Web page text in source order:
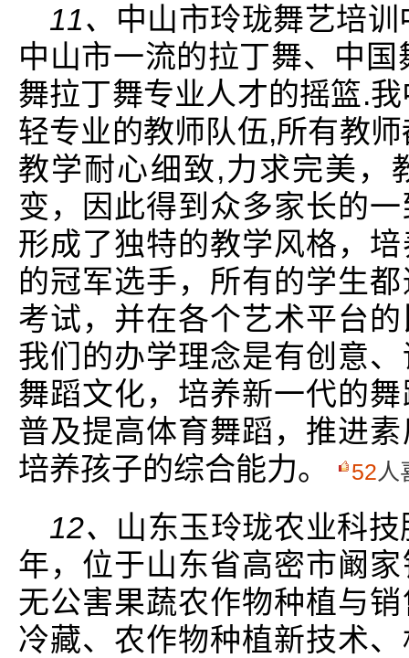
11、 中山市玲珑舞艺培
中山市一流的拉丁舞、中
舞拉丁舞专业人才的摇篮.
轻专业的教师队伍,所有教
教学耐心细致,力求完美，
变，因此得到众多家长的
形成了独特的教学风格，
的冠军选手，所有的学生
考试，并在各个艺术平台
我们的办学理念是有创意
舞蹈文化，培养新一代的
普及提高体育舞蹈，推进
培养孩子的综合能力。
52人
12、 山东玉玲珑农业科
年，位于山东省高密市阚
无公害果蔬农作物种植与
冷藏、农作物种植新技术